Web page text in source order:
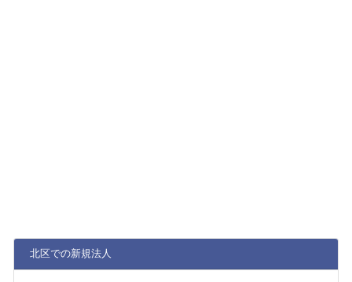
北区での新規法人